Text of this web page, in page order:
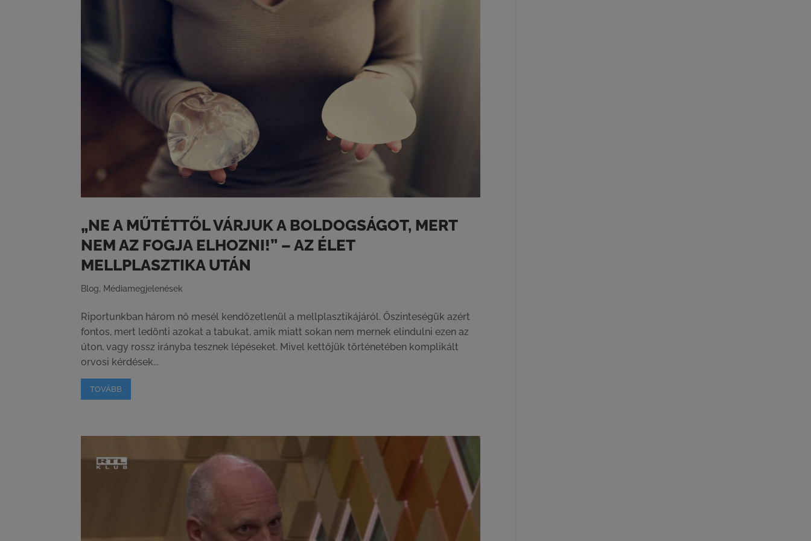
„NE A MŰTÉTTŐL VÁRJUK A BOLDOGSÁGOT, MERT
NEM AZ FOGJA ELHOZNI!” – AZ ÉLET
MELLPLASZTIKA UTÁN
Blog, Médiamegjelenések
Riportunkban három nő mesél kendőzetlenül a mellplasztikájáról. Őszinteségük azért
fontos, mert ledönti azokat a tabukat, amik miatt sokan nem mernek elindulni ezen az
úton, vagy rossz irányba tesznek lépéseket. Mivel kettőjük történetében komplikált
orvosi kérdések...
TOVÁBB